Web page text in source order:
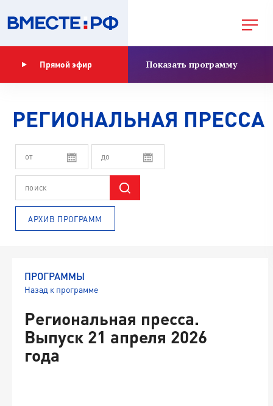
Прямой эфир Показать программу
РЕГИОНАЛЬНАЯ ПРЕССА
АРХИВ ПРОГРАММ
ПРОГРАММЫ
Назад к программе
Региональная пресса.
Выпуск 21 апреля 2026
года